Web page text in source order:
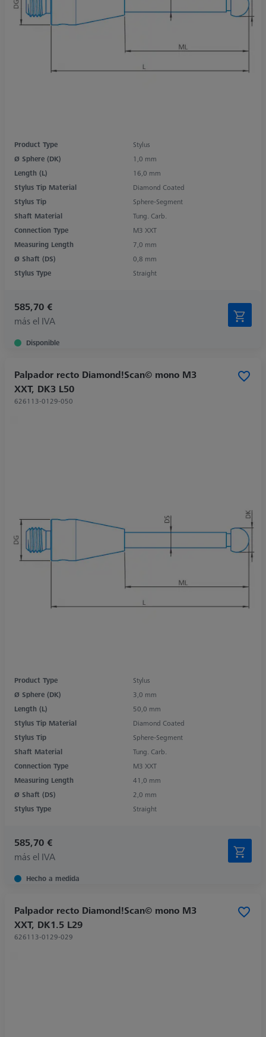
Product Type
Stylus
Ø Sphere (DK)
1,0 mm
Length (L)
16,0 mm
Stylus Tip Material
Diamond Coated
Stylus Tip
Sphere-Segment
Shaft Material
Tung. Carb.
Connection Type
M3 XXT
Measuring Length
7,0 mm
Ø Shaft (DS)
0,8 mm
Stylus Type
Straight
585,70 €
más el IVA
Disponible
Palpador recto Diamond!Scan© mono M3
XXT, DK3 L50
626113-0129-050
Product Type
Stylus
Ø Sphere (DK)
3,0 mm
Length (L)
50,0 mm
Stylus Tip Material
Diamond Coated
Stylus Tip
Sphere-Segment
Shaft Material
Tung. Carb.
Connection Type
M3 XXT
Measuring Length
41,0 mm
Ø Shaft (DS)
2,0 mm
Stylus Type
Straight
585,70 €
más el IVA
Hecho a medida
Palpador recto Diamond!Scan© mono M3
XXT, DK1.5 L29
626113-0129-029